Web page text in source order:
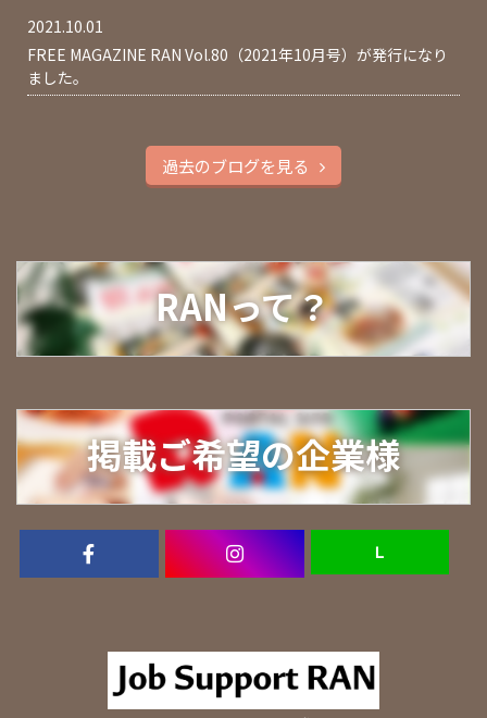
2021.10.01
FREE MAGAZINE RAN Vol.80（2021年10月号）が発行になり
ました。
過去のブログを見る
RANって？
掲載ご希望の企業様
Ｌ